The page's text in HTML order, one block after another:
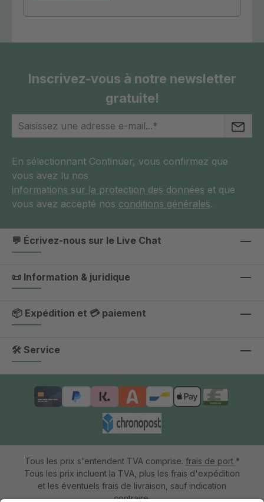
Inscrivez-vous à notre newsletter
gratuite!
En sélectionnant Continuer, vous confirmez que
vous avez lu nos
informations sur la protection des données et que
vous avez accepté nos conditions générales.
💬 Écrivez-nous sur le Live Chat
📜 Information & juridique
📦 Expédition et 💳 paiement
🛠 Service
Tous les prix s'entendent TVA comprise. frais de port *
Tous les prix incluent la TVA, plus les frais d'expédition
et les éventuels frais de livraison, sauf indication
contraire.